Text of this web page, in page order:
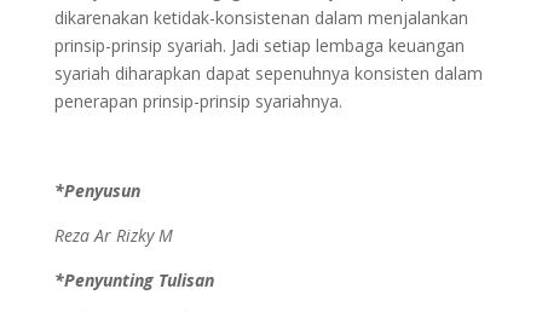
dikarenakan ketidak-konsistenan dalam menjalankan
prinsip-prinsip syariah. Jadi setiap lembaga keuangan
syariah diharapkan dapat sepenuhnya konsisten dalam
penerapan prinsip-prinsip syariahnya.
*Penyusun
Reza Ar Rizky M
*Penyunting Tulisan